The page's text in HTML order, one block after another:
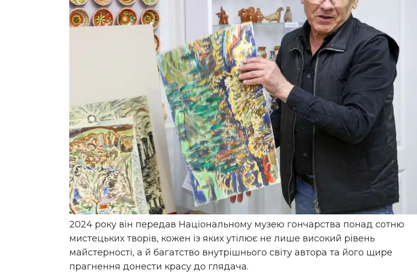
2024 року він передав Національному музею гончарства понад сотню
мистецьких творів, кожен із яких утілює не лише високий рівень
майстерності, а й багатство внутрішнього світу автора та його щире
прагнення донести красу до глядача.